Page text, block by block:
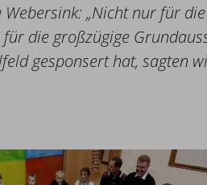
„Nicht nur für
die großzügige
gesponsert hat, sagten